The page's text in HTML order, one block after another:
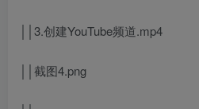
││3.创建YouTube频道.mp4
││截图4.png